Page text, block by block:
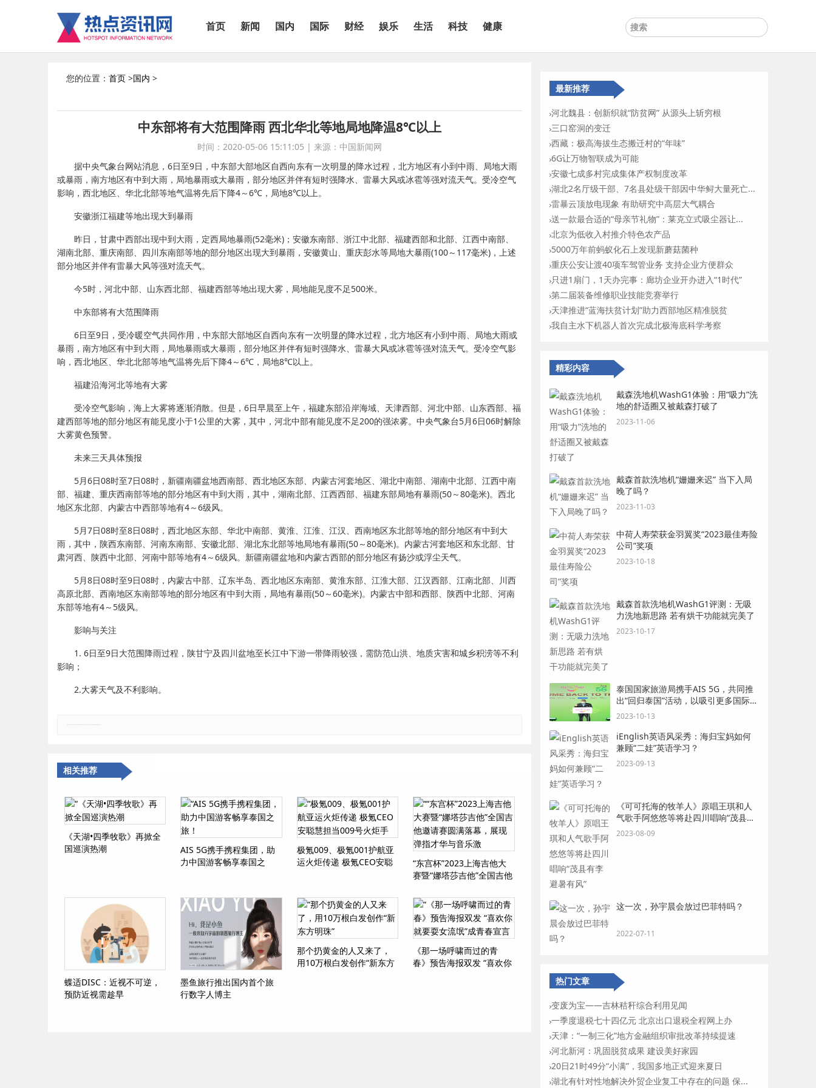
首页 新闻 国内 国际 财经 娱乐 生活 科技 健康
您的位置： 首页 >国内 >
中东部将有大范围降雨 西北华北等地局地降温8℃以上
时间：2020-05-06 15:11:05 | 来源：中国新闻网
据中央气象台网站消息，6日至9日，中东部大部地区自西向东有一次明显的降水过程，北方地区有小到中雨、局地大雨
或暴雨，南方地区有中到大雨，局地暴雨或大暴雨，部分地区并伴有短时强降水、雷暴大风或冰雹等强对流天气。受冷空气
影响，西北地区、华北北部等地气温将先后下降4～6℃，局地8℃以上。
安徽浙江福建等地出现大到暴雨
昨日，甘肃中西部出现中到大雨，定西局地暴雨(52毫米)；安徽东南部、浙江中北部、福建西部和北部、江西中南部、
湖南北部、重庆南部、四川东南部等地的部分地区出现大到暴雨，安徽黄山、重庆彭水等局地大暴雨(100～117毫米)，上述
部分地区并伴有雷暴大风等强对流天气。
今5时，河北中部、山东西北部、福建西部等地出现大雾，局地能见度不足500米。
中东部将有大范围降雨
6日至9日，受冷暖空气共同作用，中东部大部地区自西向东有一次明显的降水过程，北方地区有小到中雨、局地大雨或
暴雨，南方地区有中到大雨，局地暴雨或大暴雨，部分地区并伴有短时强降水、雷暴大风或冰雹等强对流天气。受冷空气影
响，西北地区、华北北部等地气温将先后下降4～6℃，局地8℃以上。
福建沿海河北等地有大雾
受冷空气影响，海上大雾将逐渐消散。但是，6日早晨至上午，福建东部沿岸海域、天津西部、河北中部、山东西部、福
建西部等地的部分地区有能见度小于1公里的大雾，其中，河北中部有能见度不足200的强浓雾。中央气象台5月6日06时解除
大雾黄色预警。
未来三天具体预报
5月6日08时至7日08时，新疆南疆盆地西南部、西北地区东部、内蒙古河套地区、湖北中南部、湖南中北部、江西中南
部、福建、重庆西南部等地的部分地区有中到大雨，其中，湖南北部、江西西部、福建东部局地有暴雨(50～80毫米)。西北
地区东北部、内蒙古中西部等地有4～6级风。
5月7日08时至8日08时，西北地区东部、华北中南部、黄淮、江淮、江汉、西南地区东北部等地的部分地区有中到大
雨，其中，陕西东南部、河南东南部、安徽北部、湖北东北部等地局地有暴雨(50～80毫米)。内蒙古河套地区和东北部、甘
肃河西、陕西中北部、河南中部等地有4～6级风。新疆南疆盆地和内蒙古西部的部分地区有扬沙或浮尘天气。
5月8日08时至9日08时，内蒙古中部、辽东半岛、西北地区东南部、黄淮东部、江淮大部、江汉西部、江南北部、川西
高原北部、西南地区东南部等地的部分地区有中到大雨，局地有暴雨(50～60毫米)。内蒙古中部和西部、陕西中北部、河南
东部等地有4～5级风。
影响与关注
1. 6日至9日大范围降雨过程，陕甘宁及四川盆地至长江中下游一带降雨较强，需防范山洪、地质灾害和城乡积涝等不利
影响；
2.大雾天气及不利影响。
相关推荐
《天湖•四季牧歌》再掀全
国巡演热潮
AIS 5G携手携程集团，助
力中国游客畅享泰国之
极氪009、极氪001护航亚
运火炬传递 极氪CEO安聪
“东宫杯”2023上海吉他大
赛暨“娜塔莎吉他”全国吉他
指才华与音乐激
蝶适DISC：近视不可逆，
预防近视需趁早
墨鱼旅行推出国内首个旅
行数字人博主
那个扔黄金的人又来了，
用10万根白发创作“新东方
《那一场呼啸而过的青
春》预告海报双发 “喜欢你
最新推荐
河北魏县：创新织就“防贫网” 从源头上斩穷根
三口窑洞的变迁
西藏：极高海拔生态搬迁村的“年味”
6G让万物智联成为可能
安徽七成多村完成集体产权制度改革
湖北2名厅级干部、7名县处级干部因中华鲟大量死亡...
雷暴云顶放电现象 有助研究中高层大气耦合
送一款最合适的“母亲节礼物”：莱克立式吸尘器让...
北京为低收入村推介特色农产品
5000万年前蚂蚁化石上发现新蘑菇菌种
重庆公安让渡40项车驾管业务 支持企业方便群众
只进1扇门，1天办完事：廊坊企业开办进入“1时代”
第二届装备维修职业技能竞赛举行
天津推进“蓝海扶贫计划”助力西部地区精准脱贫
我自主水下机器人首次完成北极海底科学考察
精彩内容
戴森洗地机WashG1体验：用“吸力”洗
地的舒适圈又被戴森打破了
2023-11-06
戴森首款洗地机“姗姗来迟” 当下入局
晚了吗？
2023-11-03
中荷人寿荣获金羽翼奖“2023最佳寿险
公司”奖项
2023-10-18
戴森首款洗地机WashG1评测：无吸
力洗地新思路 若有烘干功能就完美了
2023-10-17
泰国国家旅游局携手AIS 5G，共同推
出“回归泰国”活动，以吸引更多国际游
客
2023-10-13
iEnglish英语风采秀：海归宝妈如何
兼顾“二娃”英语学习？
2023-09-13
《可可托海的牧羊人》原唱王琪和人
气歌手阿悠悠等将赴四川唱响“茂县有
李 避暑有风”
2023-08-09
这一次，孙宇晨会放过巴菲特吗？
2022-07-11
热门文章
变废为宝——吉林秸秆综合利用见闻
一季度退税七十四亿元 北京出口退税全程网上办
天津：“一制三化”地方金融组织审批改革持续提速
河北新河：巩固脱贫成果 建设美好家园
20日21时49分“小满”，我国多地正式迎来夏日
湖北有针对性地解决外贸企业复工中存在的问题 保...